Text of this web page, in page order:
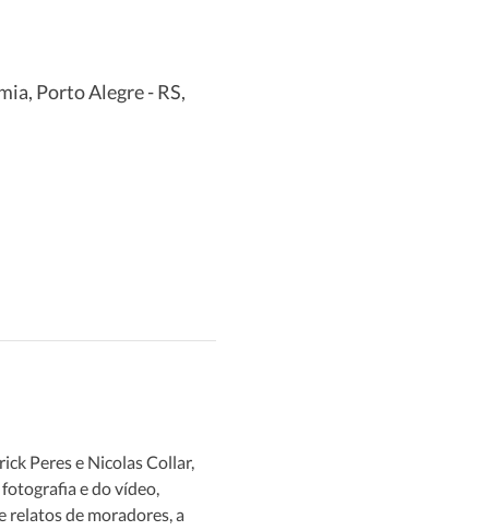
Porto Alegre - RS,
Peres e Nicolas Collar,
e do vídeo,
relatos de moradores, a